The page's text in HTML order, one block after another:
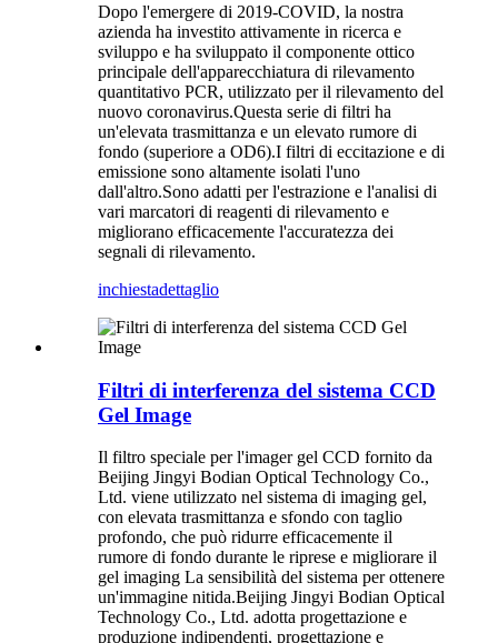
Dopo l'emergere di 2019-COVID, la nostra
azienda ha investito attivamente in ricerca e
sviluppo e ha sviluppato il componente ottico
principale dell'apparecchiatura di rilevamento
quantitativo PCR, utilizzato per il rilevamento del
nuovo coronavirus.Questa serie di filtri ha
un'elevata trasmittanza e un elevato rumore di
fondo (superiore a OD6).I filtri di eccitazione e di
emissione sono altamente isolati l'uno
dall'altro.Sono adatti per l'estrazione e l'analisi di
vari marcatori di reagenti di rilevamento e
migliorano efficacemente l'accuratezza dei
segnali di rilevamento.
inchiestadettaglio
Filtri di interferenza del sistema CCD
Gel Image
Il filtro speciale per l'imager gel CCD fornito da
Beijing Jingyi Bodian Optical Technology Co.,
Ltd. viene utilizzato nel sistema di imaging gel,
con elevata trasmittanza e sfondo con taglio
profondo, che può ridurre efficacemente il
rumore di fondo durante le riprese e migliorare il
gel imaging La sensibilità del sistema per ottenere
un'immagine nitida.Beijing Jingyi Bodian Optical
Technology Co., Ltd. adotta progettazione e
produzione indipendenti, progettazione e